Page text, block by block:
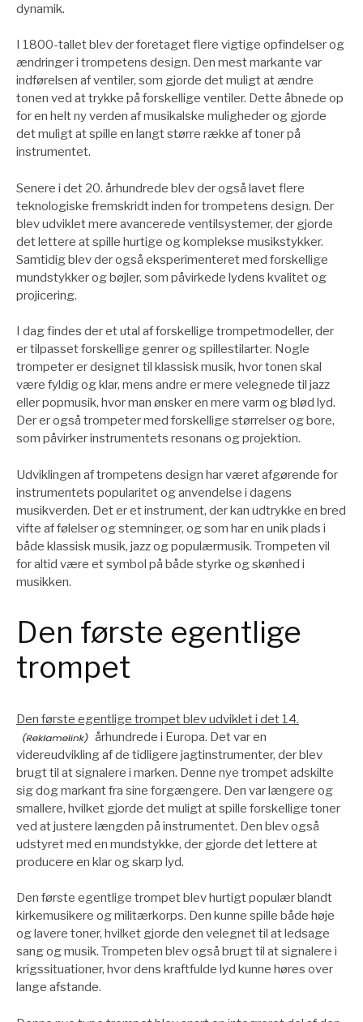
dynamik.
I 1800-tallet blev der foretaget flere vigtige opfindelser og
ændringer i trompetens design. Den mest markante var
indførelsen af ventiler, som gjorde det muligt at ændre
tonen ved at trykke på forskellige ventiler. Dette åbnede op
for en helt ny verden af musikalske muligheder og gjorde
det muligt at spille en langt større række af toner på
instrumentet.
Senere i det 20. århundrede blev der også lavet flere
teknologiske fremskridt inden for trompetens design. Der
blev udviklet mere avancerede ventilsystemer, der gjorde
det lettere at spille hurtige og komplekse musikstykker.
Samtidig blev der også eksperimenteret med forskellige
mundstykker og bøjler, som påvirkede lydens kvalitet og
projicering.
I dag findes der et utal af forskellige trompetmodeller, der
er tilpasset forskellige genrer og spillestilarter. Nogle
trompeter er designet til klassisk musik, hvor tonen skal
være fyldig og klar, mens andre er mere velegnede til jazz
eller popmusik, hvor man ønsker en mere varm og blød lyd.
Der er også trompeter med forskellige størrelser og bore,
som påvirker instrumentets resonans og projektion.
Udviklingen af trompetens design har været afgørende for
instrumentets popularitet og anvendelse i dagens
musikverden. Det er et instrument, der kan udtrykke en bred
vifte af følelser og stemninger, og som har en unik plads i
både klassisk musik, jazz og populærmusik. Trompeten vil
for altid være et symbol på både styrke og skønhed i
musikken.
Den første egentlige
trompet
Den første egentlige trompet blev udviklet i det 14.
århundrede i Europa. Det var en
videreudvikling af de tidligere jagtinstrumenter, der blev
brugt til at signalere i marken. Denne nye trompet adskilte
sig dog markant fra sine forgængere. Den var længere og
smallere, hvilket gjorde det muligt at spille forskellige toner
ved at justere længden på instrumentet. Den blev også
udstyret med en mundstykke, der gjorde det lettere at
producere en klar og skarp lyd.
Den første egentlige trompet blev hurtigt populær blandt
kirkemusikere og militærkorps. Den kunne spille både høje
og lavere toner, hvilket gjorde den velegnet til at ledsage
sang og musik. Trompeten blev også brugt til at signalere i
krigssituationer, hvor dens kraftfulde lyd kunne høres over
lange afstande.